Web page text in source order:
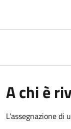
A chi è
L'assegnazione di